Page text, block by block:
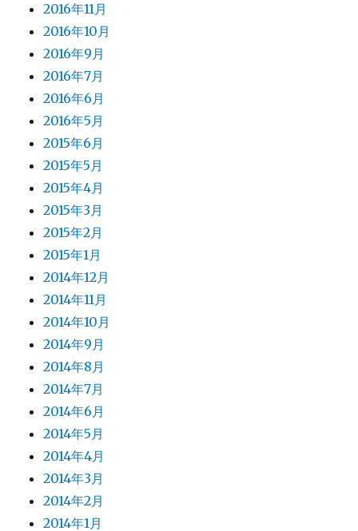
2016年11月
2016年10月
2016年9月
2016年7月
2016年6月
2016年5月
2015年6月
2015年5月
2015年4月
2015年3月
2015年2月
2015年1月
2014年12月
2014年11月
2014年10月
2014年9月
2014年8月
2014年7月
2014年6月
2014年5月
2014年4月
2014年3月
2014年2月
2014年1月